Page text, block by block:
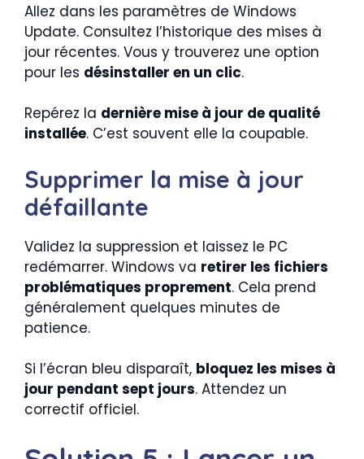
Allez dans les paramètres de Windows
Update. Consultez l’historique des mises à
jour récentes. Vous y trouverez une option
pour les désinstaller en un clic.
Repérez la dernière mise à jour de qualité
installée. C’est souvent elle la coupable.
Supprimer la mise à jour
défaillante
Validez la suppression et laissez le PC
redémarrer. Windows va retirer les fichiers
problématiques proprement. Cela prend
généralement quelques minutes de
patience.
Si l’écran bleu disparaît, bloquez les mises à
jour pendant sept jours. Attendez un
correctif officiel.